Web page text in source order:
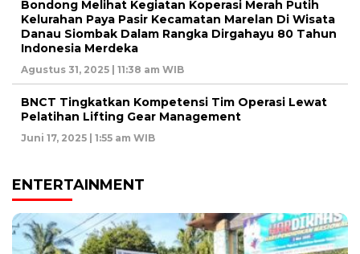
Bondong Melihat Kegiatan Koperasi Merah Putih
Kelurahan Paya Pasir Kecamatan Marelan Di Wisata
Danau Siombak Dalam Rangka Dirgahayu 80 Tahun
Indonesia Merdeka
Agustus 31, 2025 | 11:38 am WIB
BNCT Tingkatkan Kompetensi Tim Operasi Lewat
Pelatihan Lifting Gear Management
Juni 17, 2025 | 1:55 am WIB
ENTERTAINMENT